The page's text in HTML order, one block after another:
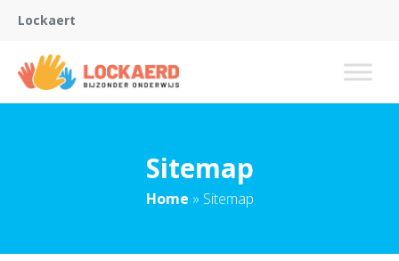
Lockaert
Sitemap
Home » Sitemap